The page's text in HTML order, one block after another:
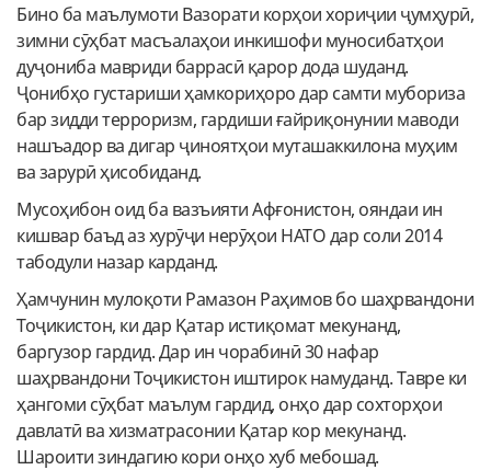
Бино ба маълумоти Вазорати корҳои хориҷии ҷумҳурӣ,
зимни сӯҳбат масъалаҳои инкишофи муносибатҳои
дуҷониба мавриди баррасӣ қарор дода шуданд.
Ҷонибҳо густариши ҳамкориҳоро дар самти мубориза
бар зидди терроризм, гардиши ғайриқонунии маводи
нашъадор ва дигар ҷиноятҳои муташаккилона муҳим
ва зарурӣ ҳисобиданд.
Мусоҳибон оид ба вазъияти Афғонистон, ояндаи ин
кишвар баъд аз хурӯҷи нерӯҳои НАТО дар соли 2014
табодули назар карданд.
Ҳамчунин мулоқоти Рамазон Раҳимов бо шаҳрвандони
Тоҷикистон, ки дар Қатар истиқомат мекунанд,
баргузор гардид. Дар ин чорабинӣ 30 нафар
шаҳрвандони Тоҷикистон иштирок намуданд. Тавре ки
ҳангоми сӯҳбат маълум гардид, онҳо дар сохторҳои
давлатӣ ва хизматрасонии Қатар кор мекунанд.
Шароити зиндагию кори онҳо хуб мебошад.